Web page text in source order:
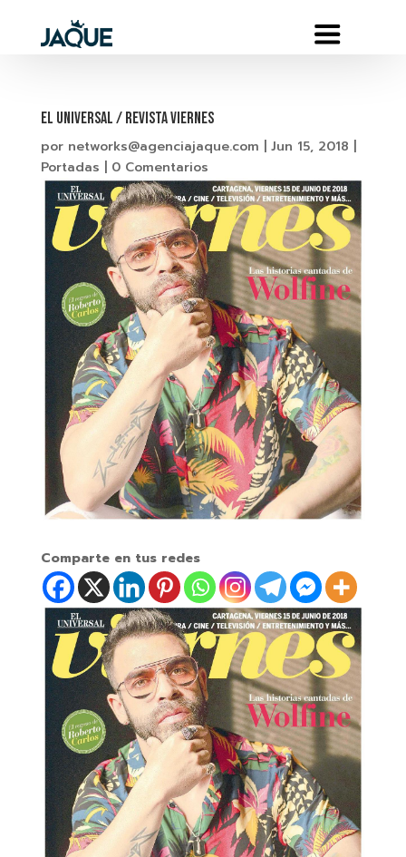
EL UNIVERSAL / REVISTA VIERNES
por networks@agenciajaque.com Jun 15, 2018
Portadas
0 Comentarios
Comparte en tus redes